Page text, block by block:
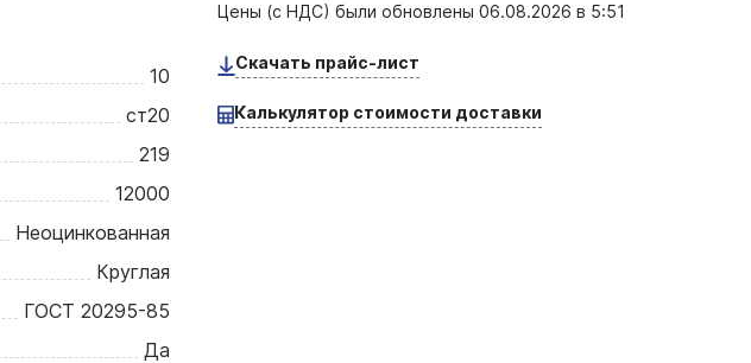
10
ст20
219
12000
Неоцинкованная
Круглая
ГОСТ 20295-85
Да
Цены (с НДС) были обновлены06.08.2026 в 5:51
Скачать прайс-лист
Калькулятор стоимости доставки